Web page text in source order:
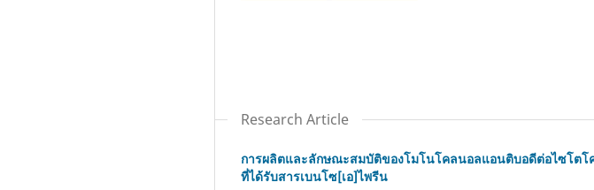
Research Article
การผลิตและลักษณะสมบัติของโมโนโคลนอลแอนติบอดีต่อไซโตโ
ที่ได้รับสารเบนโซ[เอ]ไพรีน